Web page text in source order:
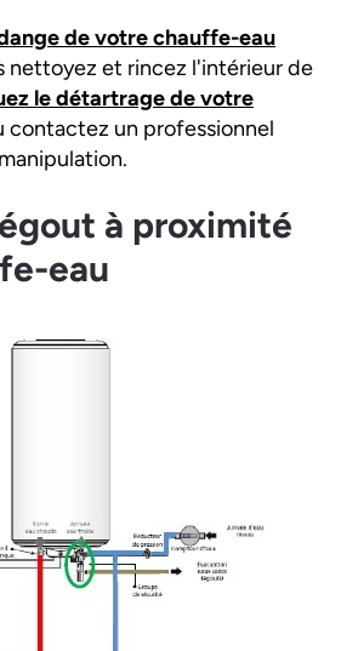
de votre chauffe-eau
nettoyez et rincez l'intérieur de
le détartrage de votre
contactez un professionnel
à proximité
eau